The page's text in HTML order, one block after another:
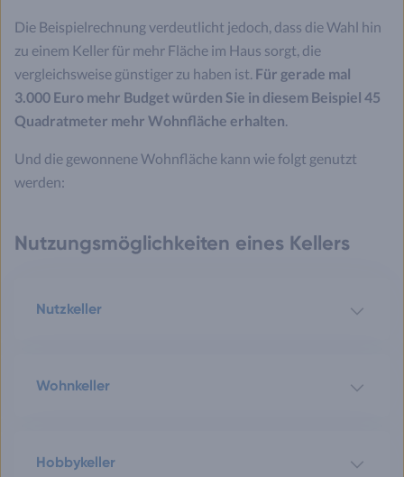
Die Beispielrechnung verdeutlicht jedoch, dass die Wahl hin
zu einem Keller für mehr Fläche im Haus sorgt, die
vergleichsweise günstiger zu haben ist. Für gerade mal
3.000 Euro mehr Budget würden Sie in diesem Beispiel 45
Quadratmeter mehr Wohnfläche erhalten.
Und die gewonnene Wohnfläche kann wie folgt genutzt
werden:
Nutzungsmöglichkeiten eines Kellers
Nutzkeller
Wohnkeller
Hobbykeller